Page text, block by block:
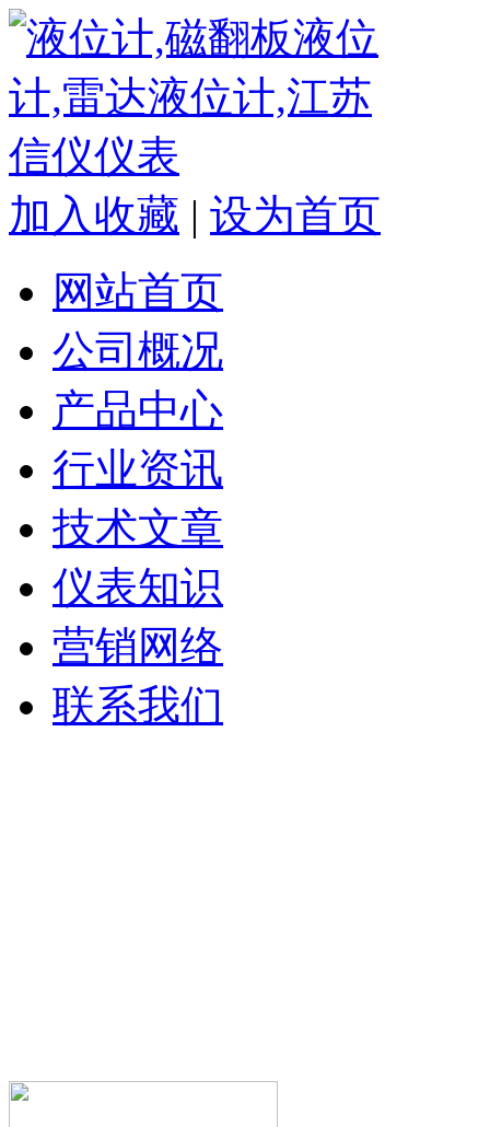
加入收藏 | 设为首页
网站首页
公司概况
产品中心
行业资讯
技术文章
仪表知识
营销网络
联系我们